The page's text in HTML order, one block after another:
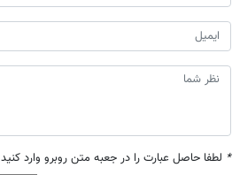
* لطفا حاصل عبارت را در جعبه متن روبرو وارد کنید